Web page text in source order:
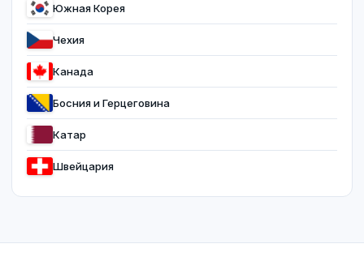
Южная Корея
Чехия
Канада
Босния и Герцеговина
Катар
Швейцария